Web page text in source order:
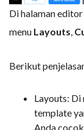
Di halaman
menu Layouts,
Berikut
Layouts: Di
template
Anda